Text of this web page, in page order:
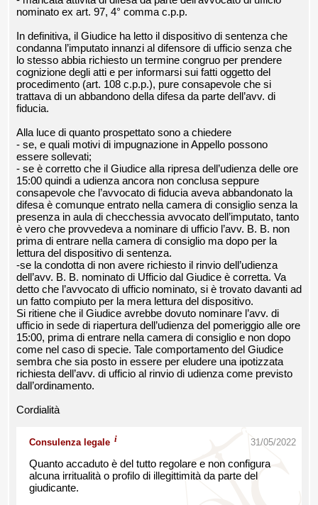
nominato ex art. 97, 4° comma c.p.p.
In definitiva, il Giudice ha letto il dispositivo di sentenza che
condanna l’imputato innanzi al difensore di ufficio senza che
lo stesso abbia richiesto un termine congruo per prendere
cognizione degli atti e per informarsi sui fatti oggetto del
procedimento (art. 108 c.p.p.), pure consapevole che si
trattava di un abbandono della difesa da parte dell’avv. di
fiducia.
Alla luce di quanto prospettato sono a chiedere
- se, e quali motivi di impugnazione in Appello possono
essere sollevati;
- se è corretto che il Giudice alla ripresa dell’udienza delle ore
15:00 quindi a udienza ancora non conclusa seppure
consapevole che l’avvocato di fiducia aveva abbandonato la
difesa è comunque entrato nella camera di consiglio senza la
presenza in aula di checchessia avvocato dell’imputato, tanto
è vero che provvedeva a nominare di ufficio l’avv. B. B. non
prima di entrare nella camera di consiglio ma dopo per la
lettura del dispositivo di sentenza.
-se la condotta di non avere richiesto il rinvio dell’udienza
dell’avv. B. B. nominato di Ufficio dal Giudice è corretta. Va
detto che l’avvocato di ufficio nominato, si è trovato davanti ad
un fatto compiuto per la mera lettura del dispositivo.
Si ritiene che il Giudice avrebbe dovuto nominare l’avv. di
ufficio in sede di riapertura dell’udienza del pomeriggio alle ore
15:00, prima di entrare nella camera di consiglio e non dopo
come nel caso di specie. Tale comportamento del Giudice
sembra che sia posto in essere per eludere una ipotizzata
richiesta dell’avv. di ufficio al rinvio di udienza come previsto
dall’ordinamento.
Cordialità
Consulenza legale i 31/05/2022
Quanto accaduto è del tutto regolare e non configura
alcuna irritualità o profilo di illegittimità da parte del
giudicante.